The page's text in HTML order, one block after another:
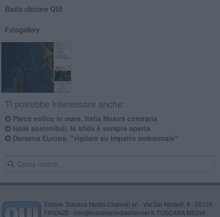
Basta cliccare QUI
Fotogallery
Ti potrebbe interessare anche:
Parco eolico in mare, Italia Nostra contraria
Isole sostenibili, la sfida è sempre aperta
Darsena Europa, "vigilare su impatto ambientale"
Editore Toscana Media Channel srl - Via Dei Martelli, 8 - 50129
FIRENZE - info@toscanamediachannel.it. TOSCANA MEDIA